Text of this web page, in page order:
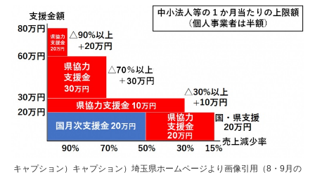
キャプション）キャプション）埼玉県ホームページより画像引用（8・9月の